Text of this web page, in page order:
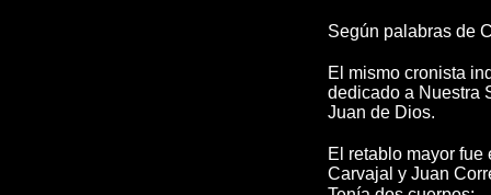
Según palabras de
El mismo cronista
dedicado a Nuestra
Juan de Dios.
El retablo mayor
Carvajal y Juan